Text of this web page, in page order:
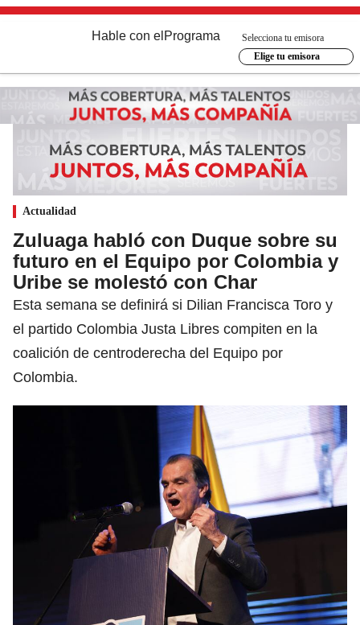
Hable con el Programa
Selecciona tu emisora
Elige tu emisora
Actualidad
Zuluaga habló con Duque sobre su
futuro en el Equipo por Colombia y
Uribe se molestó con Char
Esta semana se definirá si Dilian Francisca Toro y
el partido Colombia Justa Libres compiten en la
coalición de centroderecha del Equipo por
Colombia.